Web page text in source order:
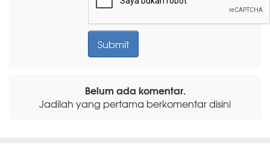
Belum ada komentar.
Jadilah yang pertama berkomentar disini